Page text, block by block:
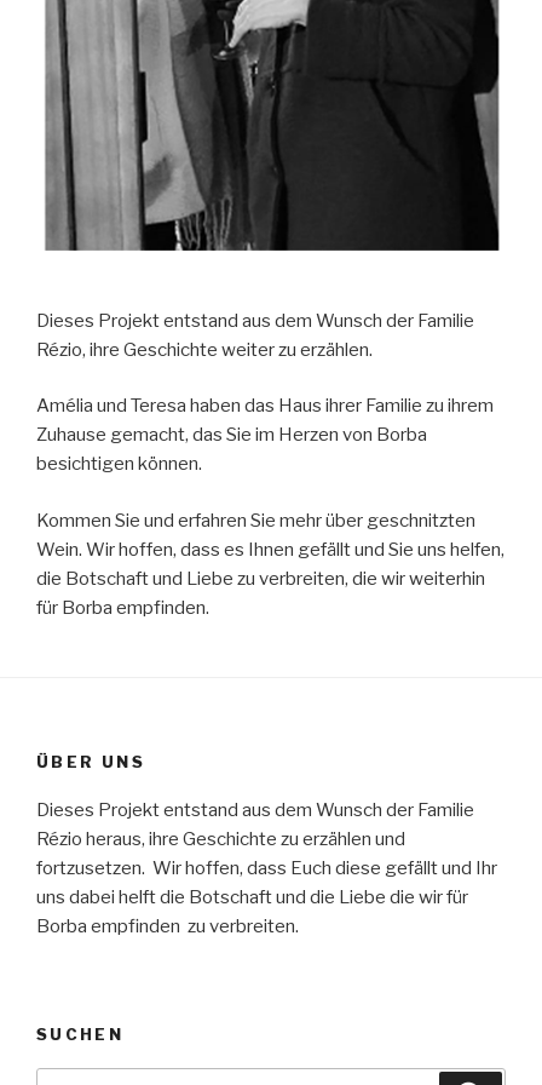
Dieses Projekt entstand aus dem Wunsch der Familie
Rézio, ihre Geschichte weiter zu erzählen.
Amélia und Teresa haben das Haus ihrer Familie zu ihrem
Zuhause gemacht, das Sie im Herzen von Borba
besichtigen können.
Kommen Sie und erfahren Sie mehr über geschnitzten
Wein. Wir hoffen, dass es Ihnen gefällt und Sie uns helfen,
die Botschaft und Liebe zu verbreiten, die wir weiterhin
für Borba empfinden.
ÜBER UNS
Dieses Projekt entstand aus dem Wunsch der Familie
Rézio heraus, ihre Geschichte zu erzählen und
fortzusetzen. Wir hoffen, dass Euch diese gefällt und Ihr
uns dabei helft die Botschaft und die Liebe die wir für
Borba empfinden zu verbreiten.
SUCHEN